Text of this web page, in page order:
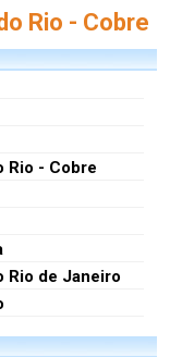
Rio - Cobre
Rio - Cobre
Rio de Janeiro